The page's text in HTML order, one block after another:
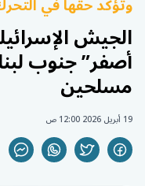
الجيش
أصفر” جنوب
مسلحين
19 أبريل 2026 12:00 ص